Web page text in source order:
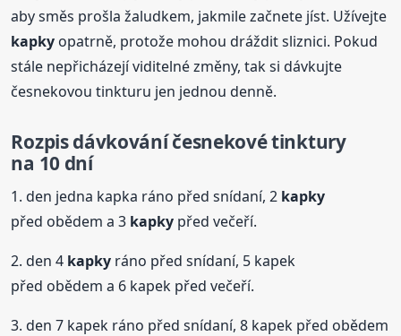
aby směs prošla žaludkem, jakmile začnete jíst. Užívejte
kapky opatrně, protože mohou dráždit sliznici. Pokud
stále nepřicházejí viditelné změny, tak si dávkujte
česnekovou tinkturu jen jednou denně.
Rozpis dávkováníčesnekovétinktury
na 10 dní
1. den jedna kapka ráno před snídaní, 2 kapky
před obědem a 3 kapky před večeří.
2. den 4 kapky ráno před snídaní, 5 kapek
před obědem a 6 kapek před večeří.
3. den 7 kapek ráno před snídaní, 8 kapek před obědem